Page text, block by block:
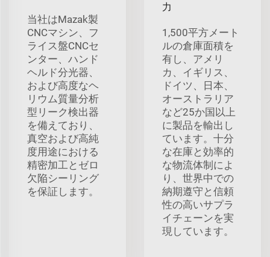
当社はMazak製
CNCマシン、フ
ライス盤CNCセ
ンター、ハンド
ヘルド分光器、
および高度なヘ
リウム質量分析
型リーク検出器
を備えており、
真空および高純
度用途における
精密加工とゼロ
欠陥シーリング
を保証します。
力
1,500平方メート
ルの倉庫面積を
有し、アメリ
カ、イギリス、
ドイツ、日本、
オーストラリア
など25か国以上
に製品を輸出し
ています。十分
な在庫と効率的
な物流体制によ
り、世界中での
納期遵守と信頼
性の高いサプラ
イチェーンを実
現しています。